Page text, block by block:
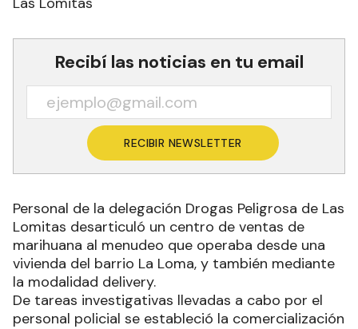
polietileno que comúnmente se utilizan para
en efectivo, un celular y detuvieron al
sospechoso.
donde se notificó de su situación legal quedando
alojado a disposición de la Justicia.
Las Lomitas
RECIBIR NEWSLETTER